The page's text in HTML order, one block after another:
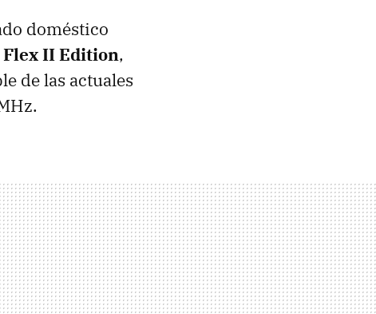
doméstico
Flex II Edition,
de las actuales